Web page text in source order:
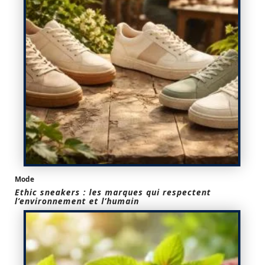
Mode
Ethic sneakers : les marques qui respectent
l’environnement et l’humain